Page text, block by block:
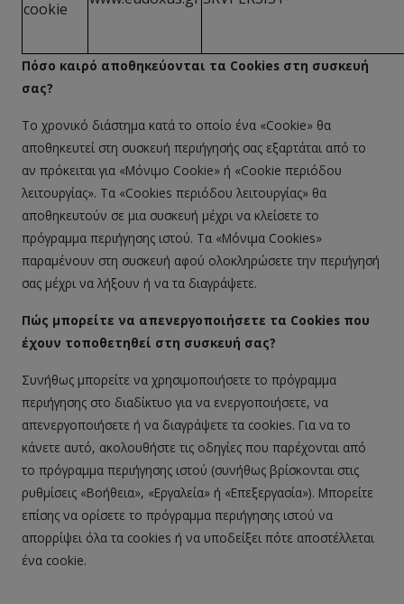
cookie
Πόσο καιρό αποθηκεύονται τα Cookies στη συσκευή
σας?
Το χρονικό διάστημα κατά το οποίο ένα «Cookie» θα
αποθηκευτεί στη συσκευή περιήγησής σας εξαρτάται από το
αν πρόκειται για «Μόνιμο Cookie» ή «Cookie περιόδου
λειτουργίας». Τα «Cookies περιόδου λειτουργίας» θα
αποθηκευτούν σε μια συσκευή μέχρι να κλείσετε το
πρόγραμμα περιήγησης ιστού. Τα «Μόνιμα Cookies»
παραμένουν στη συσκευή αφού ολοκληρώσετε την περιήγησή
σας μέχρι να λήξουν ή να τα διαγράψετε.
Πώς μπορείτε να απενεργοποιήσετε τα Cookies που
έχουν τοποθετηθεί στη συσκευή σας?
Συνήθως μπορείτε να χρησιμοποιήσετε το πρόγραμμα
περιήγησης στο διαδίκτυο για να ενεργοποιήσετε, να
απενεργοποιήσετε ή να διαγράψετε τα cookies. Για να το
κάνετε αυτό, ακολουθήστε τις οδηγίες που παρέχονται από
το πρόγραμμα περιήγησης ιστού (συνήθως βρίσκονται στις
ρυθμίσεις «Βοήθεια», «Εργαλεία» ή «Επεξεργασία»). Μπορείτε
επίσης να ορίσετε το πρόγραμμα περιήγησης ιστού να
απορρίψει όλα τα cookies ή να υποδείξει πότε αποστέλλεται
ένα cookie.